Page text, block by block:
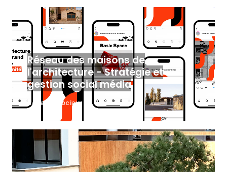
Réseau des maisons de
l'architecture - Stratégie et
gestion social média
Réseaux sociaux